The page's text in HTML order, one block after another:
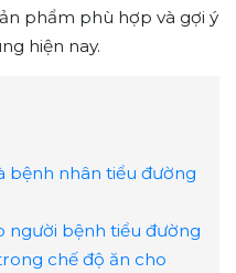
phẩm phù hợp và gợi ý
hiện nay.
bệnh nhân tiểu đường
người bệnh tiểu đường
chế độ ăn cho